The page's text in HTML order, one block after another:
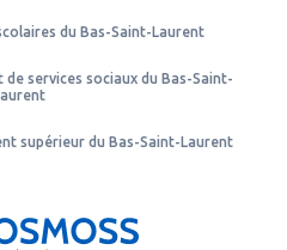
du Bas-Saint-Laurent
services sociaux du Bas-Saint-
supérieur du Bas-Saint-Laurent